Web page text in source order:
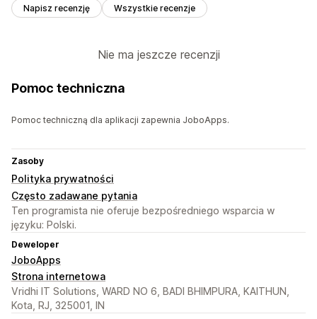
Napisz recenzję Wszystkie recenzje
Nie ma jeszcze recenzji
Pomoc techniczna
Pomoc techniczną dla aplikacji zapewnia JoboApps.
Zasoby
Polityka prywatności
Często zadawane pytania
Ten programista nie oferuje bezpośredniego wsparcia w
języku: Polski.
Deweloper
JoboApps
Strona internetowa
Vridhi IT Solutions, WARD NO 6, BADI BHIMPURA, KAITHUN,
Kota, RJ, 325001, IN